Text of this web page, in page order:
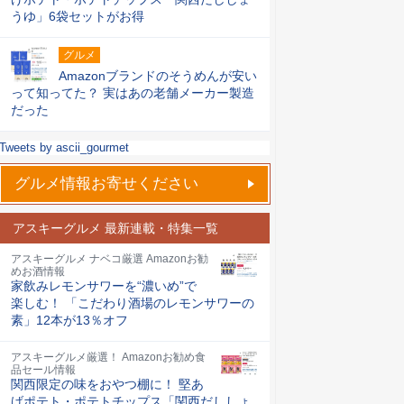
うゆ」6袋セットがお得
グルメ
Amazonブランドのそうめんが安い
って知ってた？ 実はあの老舗メーカー製造
だった
Tweets by ascii_gourmet
グルメ情報お寄せください
アスキーグルメ 最新連載・特集一覧
アスキーグルメ ナベコ厳選 Amazonお勧
めお酒情報
家飲みレモンサワーを“濃いめ”で
楽しむ！ 「こだわり酒場のレモンサワーの
素」12本が13％オフ
アスキーグルメ厳選！ Amazonお勧め食
品セール情報
関西限定の味をおやつ棚に！ 堅あ
げポテト・ポテトチップス「関西だししょ